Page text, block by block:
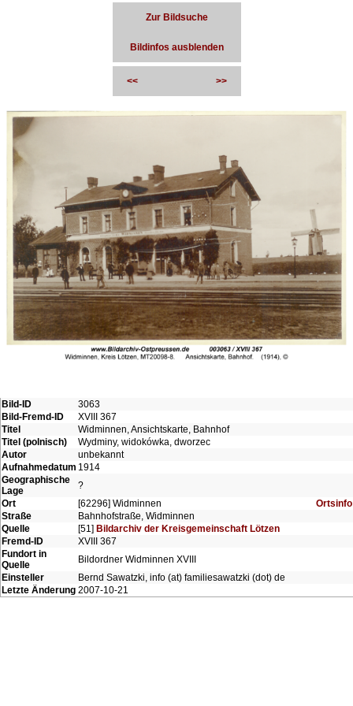
Zur Bildsuche
Bildinfos ausblenden
<< >>
Bild-ID
3063
Bild-Fremd-ID
XVIII 367
Titel
Widminnen, Ansichtskarte, Bahnhof
Titel (polnisch)
Wydminy, widokówka, dworzec
Autor
unbekannt
Aufnahmedatum 1914
Geographische
Lage
?
Ort
[62296] Widminnen
Ortsinfo
Straße
Bahnhofstraße, Widminnen
Quelle
[51] Bildarchiv der Kreisgemeinschaft Lötzen
Fremd-ID
XVIII 367
Fundort in
Quelle
Bildordner Widminnen XVIII
Einsteller
Bernd Sawatzki, info (at) familiesawatzki (dot) de
Letzte Änderung 2007-10-21